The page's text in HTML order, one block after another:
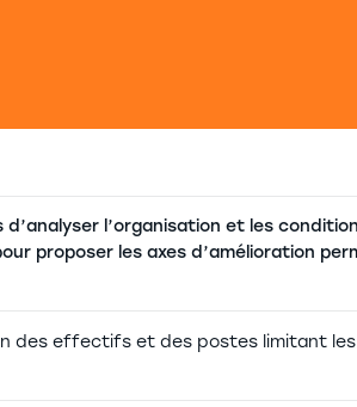
l’organisation et les
proposer les axes d’amélioration
des effectifs et des postes limitant